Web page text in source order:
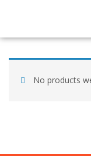
No products